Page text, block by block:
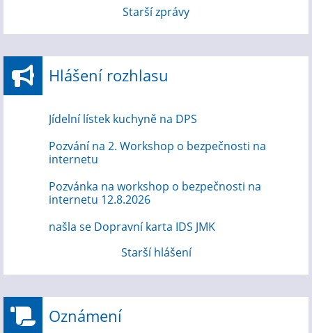
Starší zprávy
Hlášení rozhlasu
Jídelní lístek kuchyně na DPS
Pozvání na 2. Workshop o bezpečnosti na
internetu
Pozvánka na workshop o bezpečnosti na
internetu 12.8.2026
našla se Dopravní karta IDS JMK
Starší hlášení
Oznámení